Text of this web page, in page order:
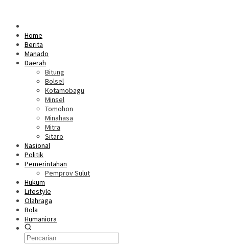
Home
Berita
Manado
Daerah
Bitung
Bolsel
Kotamobagu
Minsel
Tomohon
Minahasa
Mitra
Sitaro
Nasional
Politik
Pemerintahan
Pemprov Sulut
Hukum
Lifestyle
Olahraga
Bola
Humaniora